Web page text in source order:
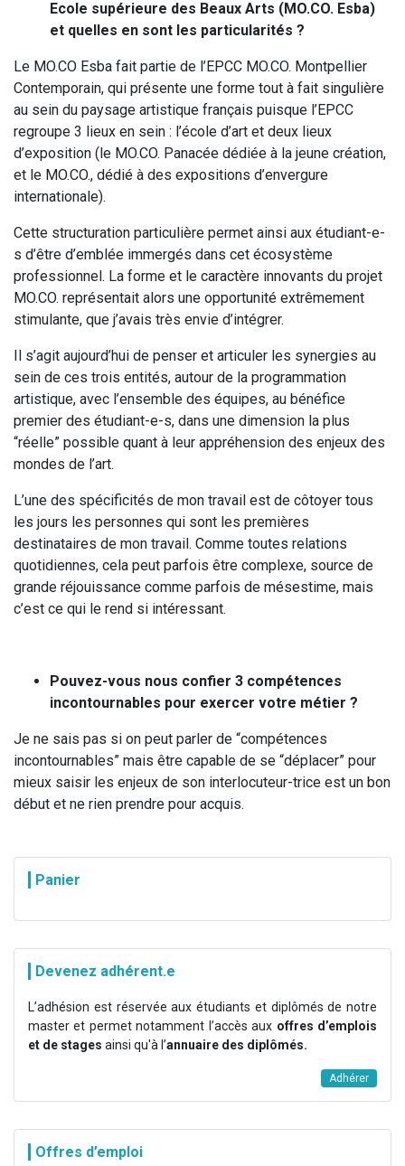
Ecole supérieure des Beaux Arts (MO.CO. Esba)
et quelles en sont les particularités ?
Le MO.CO Esba fait partie de l’EPCC MO.CO. Montpellier
Contemporain, qui présente une forme tout à fait singulière
au sein du paysage artistique français puisque l’EPCC
regroupe 3 lieux en sein : l’école d’art et deux lieux
d’exposition (le MO.CO. Panacée dédiée à la jeune création,
et le MO.CO., dédié à des expositions d’envergure
internationale).
Cette structuration particulière permet ainsi aux étudiant-e-
s d’être d’emblée immergés dans cet écosystème
professionnel. La forme et le caractère innovants du projet
MO.CO. représentait alors une opportunité extrêmement
stimulante, que j’avais très envie d’intégrer.
Il s’agit aujourd’hui de penser et articuler les synergies au
sein de ces trois entités, autour de la programmation
artistique, avec l’ensemble des équipes, au bénéfice
premier des étudiant-e-s, dans une dimension la plus
“réelle” possible quant à leur appréhension des enjeux des
mondes de l’art.
L’une des spécificités de mon travail est de côtoyer tous
les jours les personnes qui sont les premières
destinataires de mon travail. Comme toutes relations
quotidiennes, cela peut parfois être complexe, source de
grande réjouissance comme parfois de mésestime, mais
c’est ce qui le rend si intéressant.
Pouvez-vous nous confier 3 compétences
incontournables pour exercer votre métier ?
Je ne sais pas si on peut parler de “compétences
incontournables” mais être capable de se “déplacer” pour
mieux saisir les enjeux de son interlocuteur-trice est un bon
début et ne rien prendre pour acquis.
Panier
Devenez adhérent.e
L’adhésion est réservée aux étudiants et diplômés de notre
master et permet notamment l’accès aux offres d’emplois
et de stages ainsi qu'à l’annuaire des diplômés.
Adhérer
Offres d’emploi